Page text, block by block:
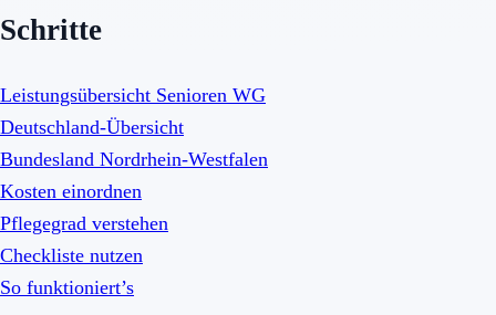
Schritte
Leistungsübersicht Senioren WG
Deutschland-Übersicht
Bundesland Nordrhein-Westfalen
Kosten einordnen
Pflegegrad verstehen
Checkliste nutzen
So funktioniert’s